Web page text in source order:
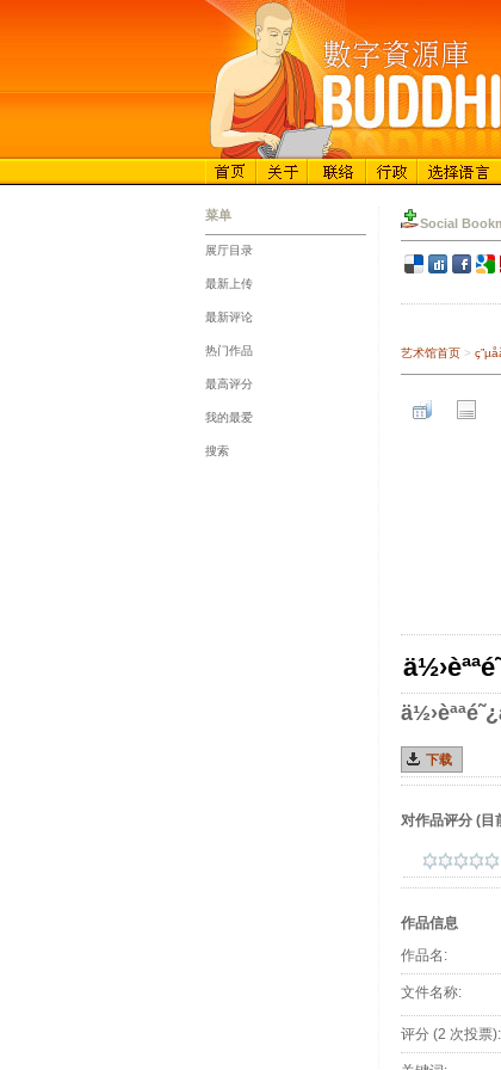
菜单
展厅目录
最新上传
最新评论
热门作品
最高评分
我的最爱
搜索
Social
艺术馆首页>
下载
对作品评分(目
作品信息
作品名:
文件名称:
评分 (2 次投票):